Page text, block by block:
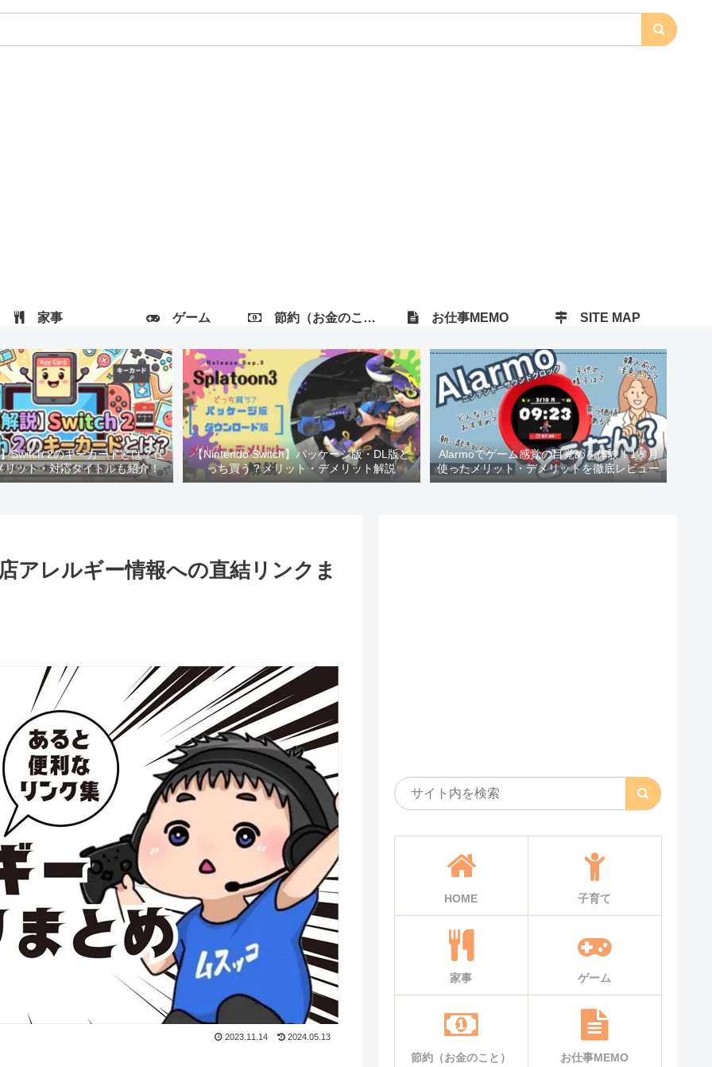
家事 ゲーム 節約（お金のこと） お仕事MEMO SITE MAP
Switch 2のキーカードとは？仕
リット・対応タイトルも紹介！
【Nintendo Switch】パッケージ版・DL版ど
っち買う？メリット・デメリット解説
Alarmoでゲーム感覚の目覚めを体験！1ヶ月
使ったメリット・デメリットを徹底レビュー
アレルギー情報への直結リンクま
2023.11.14 2024.05.13
HOME 子育て
家事 ゲーム
節約（お金のこと） お仕事MEMO